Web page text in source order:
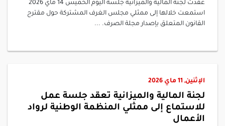
عقدت لجنة المالية والميزانية جلسة اليوم الخميس 14 ماي 2026
استمعت خلالها إلى ممثلي مجلس الغرف المشتركة حول مقترح
القانون المتعلق بإصدار مجلة الصرف. ...
الإثنين, 11 ماي 2026
لجنة المالية والميزانية تعقد جلسة عمل
للاستماع إلى ممثلي المنظمة الوطنية لرواد
الأعمال